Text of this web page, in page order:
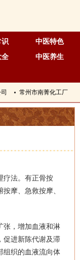
识
中医特色
全
中医养生
常州市南菁化工厂
疗法。有正骨按
摩、急救按摩、
张，增加血液和淋
促进新陈代谢及滞
组织的血液流向体